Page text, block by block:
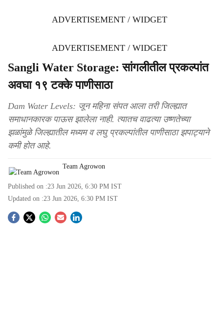
ADVERTISEMENT / WIDGET
ADVERTISEMENT / WIDGET
Sangli Water Storage: सांगलीतील प्रकल्पांत
अवघा १९ टक्के पाणीसाठा
Dam Water Levels: जून महिना संपत आला तरी जिल्ह्यात
समाधानकारक पाऊस झालेला नाही. त्यातच वाढत्या उष्णतेच्या
झळांमुळे जिल्ह्यातील मध्यम व लघु प्रकल्पांतील पाणीसाठा झपाट्याने
कमी होत आहे.
Team Agrowon
Published on :23 Jun 2026, 6:30 PM IST
Updated on :23 Jun 2026, 6:30 PM IST
S